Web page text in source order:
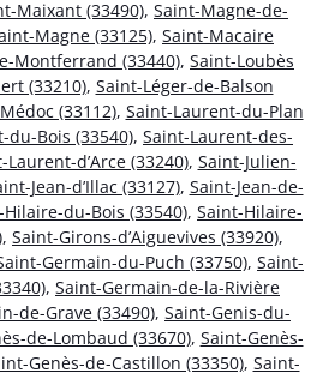
Maixant (33490), Saint-Magne-de-
Magne (33125), Saint-Macaire
Montferrand (33440), Saint-Loubès
(33210), Saint-Léger-de-Balson
(33112), Saint-Laurent-du-Plan
du-Bois (33540), Saint-Laurent-des-
Laurent-d’Arce (33240), Saint-Julien-
Jean-d’Illac (33127), Saint-Jean-de-
du-Bois (33540), Saint-Hilaire-
, Saint-Girons-d’Aiguevives (33920),
Germain-du-Puch (33750), Saint-
, Saint-Germain-de-la-Rivière
de-Grave (33490), Saint-Genis-du-
de-Lombaud (33670), Saint-Genès-
Genès-de-Castillon (33350), Saint-